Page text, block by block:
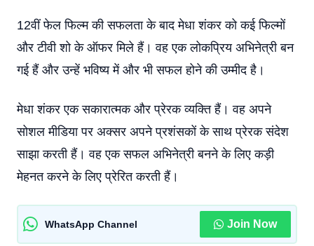
12वीं फेल फिल्म की सफलता के बाद मेधा शंकर को कई फिल्मों
और टीवी शो के ऑफर मिले हैं। वह एक लोकप्रिय अभिनेत्री बन
गई हैं और उन्हें भविष्य में और भी सफल होने की उम्मीद है।
मेधा शंकर एक सकारात्मक और प्रेरक व्यक्ति हैं। वह अपने
सोशल मीडिया पर अक्सर अपने प्रशंसकों के साथ प्रेरक संदेश
साझा करती हैं। वह एक सफल अभिनेत्री बनने के लिए कड़ी
मेहनत करने के लिए प्रेरित करती हैं।
WhatsApp Channel Join Now